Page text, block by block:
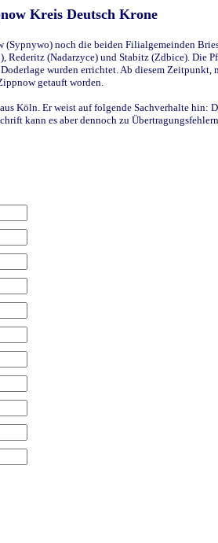
Kreis Deutsch Krone
noch die beiden Filialgemeinden
Rederitz (Nadarzyce) und Stabitz (Zdbice).
wurden errichtet. Ab diesem Zeitpunkt,
getauft worden.
aus Köln. Er weist auf folgende Sachverhalte hin:
kann es aber dennoch zu